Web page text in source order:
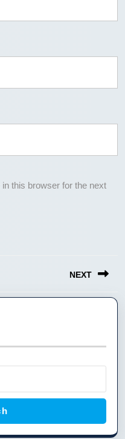
this browser for the next
NEXT